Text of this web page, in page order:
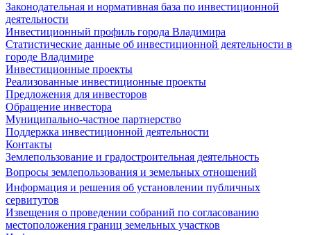
Законодательная и нормативная база по инвестиционной
деятельности
Инвестиционный профиль города Владимира
Статистические данные об инвестиционной деятельности в
городе Владимире
Инвестиционные проекты
Реализованные инвестиционные проекты
Предложения для инвесторов
Обращение инвестора
Муниципально-частное партнерство
Поддержка инвестиционной деятельности
Контакты
Землепользование и градостроительная деятельность
Вопросы землепользования и земельных отношений
Информация и решения об установлении публичных
сервитутов
Извещения о проведении собраний по согласованию
местоположения границ земельных участков